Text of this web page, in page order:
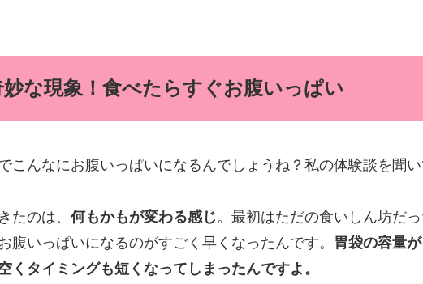
な現象！食べたらすぐお腹いっぱい
こんなにお腹いっぱいになるんでしょうね？私の体験談を聞い
たのは、 何もかもが変わる感じ。最初はただの食いしん坊だ
腹いっぱいになるのがすごく早くなったんです。 胃袋の容量
くタイミングも短くなってしまったんですよ。